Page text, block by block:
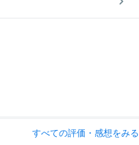
すべての評価・感想をみる